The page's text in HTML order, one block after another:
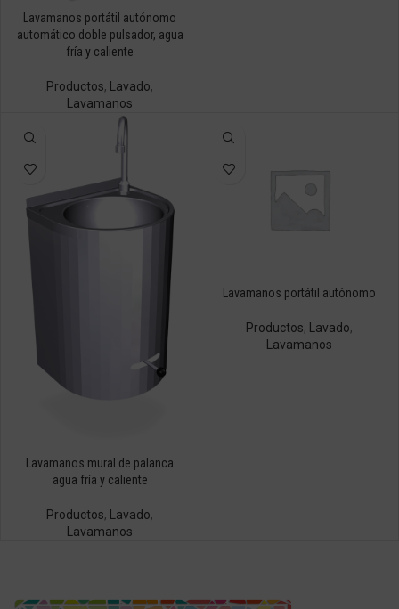
Lavamanos portátil autónomo
automático doble pulsador, agua
fría y caliente
Productos, Lavado,
Lavamanos
Lavamanos mural de palanca
agua fría y caliente
Productos, Lavado,
Lavamanos
Lavamanos portátil autónomo
Productos, Lavado,
Lavamanos